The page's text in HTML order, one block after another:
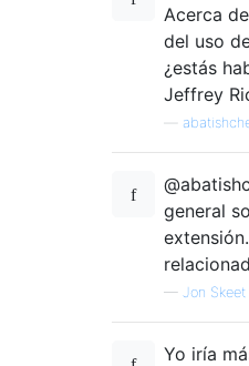
Acerca
del uso
¿estás
Jeffrey
general
— Jon Skeet
Yo iría